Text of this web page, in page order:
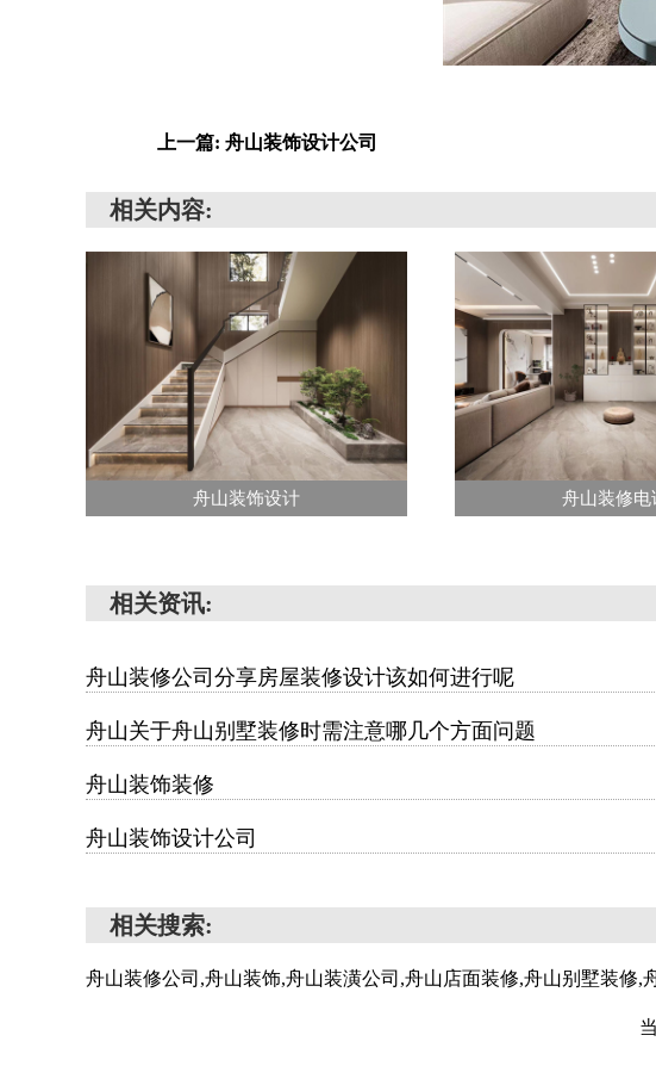
上一篇: 舟山装饰设计公司
相关内容:
舟山装饰设计 舟山装修电
相关资讯:
舟山装修公司分享房屋装修设计该如何进行呢
舟山关于舟山别墅装修时需注意哪几个方面问题
舟山装饰装修
舟山装饰设计公司
相关搜索:
舟山装修公司,舟山装饰,舟山装潢公司,舟山店面装修,舟山别墅装修,